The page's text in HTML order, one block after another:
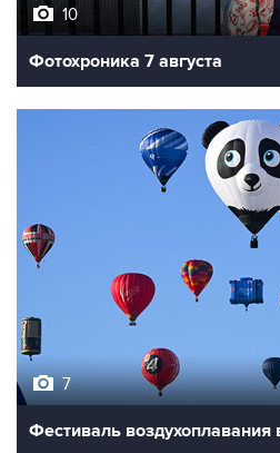
10
Фотохроника 7 августа
7
Фестиваль воздухоплавания